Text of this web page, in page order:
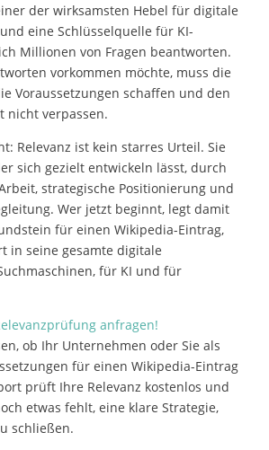
der wirksamsten Hebel für digitale
eine Schlüsselquelle für KI-
Millionen von Fragen beantworten.
vorkommen möchte, muss die
Voraussetzungen schaffen und den
nicht verpassen.
Relevanz ist kein starres Urteil. Sie
sich gezielt entwickeln lässt, durch
strategische Positionierung und
Wer jetzt beginnt, legt damit
für einen Wikipedia-Eintrag,
in seine gesamte digitale
für KI und für
anfragen!
ob Ihr Unternehmen oder Sie als
für einen Wikipedia-Eintrag
prüft Ihre Relevanz kostenlos und
etwas fehlt, eine klare Strategie,
schließen.